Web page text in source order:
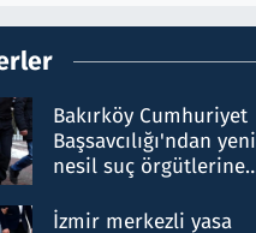
Bakırköy Cumhuriyet
Başsavcılığı'ndan yeni
nesil suç örgütlerine
hakkında gözaltı kararı
İzmir merkezli yasa